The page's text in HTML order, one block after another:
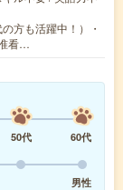
方も活躍中！）・
看…
50代
60代
男性